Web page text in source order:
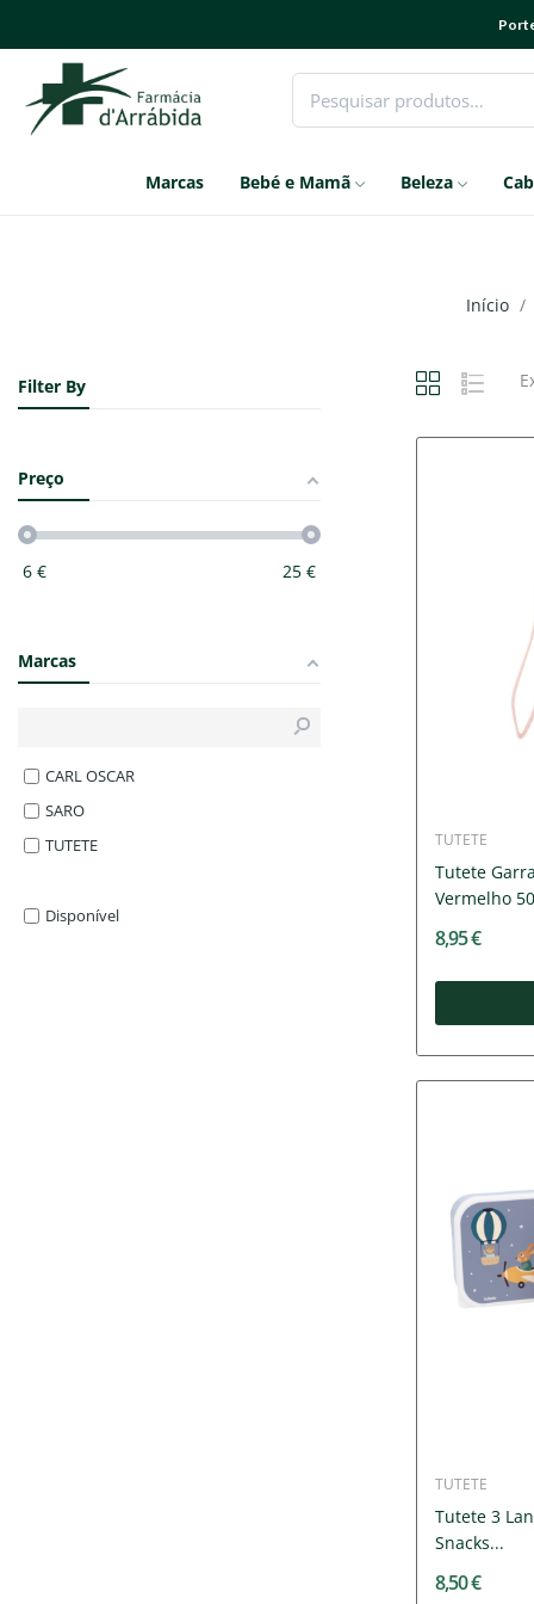
Marcas Bebé e Mamã Beleza
Início
Filter By
Preço
6 € 25€
Marcas
CARL OSCAR
SARO
TUTETE
Disponível
TUTETE
Tutete
Vermelho
8,95 €
TUTETE
Tutete 3
Snacks...
8,50 €